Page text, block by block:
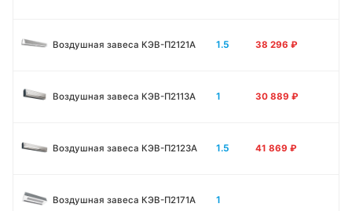
Воздушная завеса КЭВ-П2121A 1.5 38 296 ₽
Воздушная завеса КЭВ-П2113A 1 30 889 ₽
Воздушная завеса КЭВ-П2123A 1.5 41 869 ₽
Воздушная завеса КЭВ-П2171A 1